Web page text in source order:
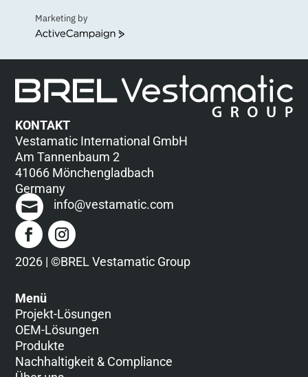
Marketing by
ActiveCampaign
KONTAKT
Vestamatic International GmbH
Am Tannenbaum 2
41066 Mönchengladbach
Germany
info@vestamatic.com
2026 | ©BREL Vestamatic Group
Menü
Projekt-Lösungen
OEM-Lösungen
Produkte
Nachhaltigkeit & Compliance